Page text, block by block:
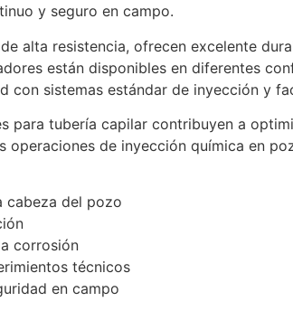
y seguro en campo.
alta resistencia, ofrecen excelente
están disponibles en diferentes
con sistemas estándar de inyección y
para tubería capilar contribuyen a
de inyección química en
cabeza del pozo
corrosión
técnicos
en campo